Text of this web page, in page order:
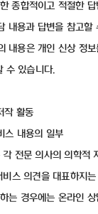
종합적이고 적절한 답
내용과 답변을 참고할
내용은 개인 신상 정
수 있습니다.
작 활동
스 내용의 일부
전문 의사의 의학적
스 의견을 대표하지
는 경우에는 온라인